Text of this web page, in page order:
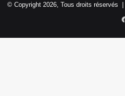
© Copyright 2026, Tous droits réservés |